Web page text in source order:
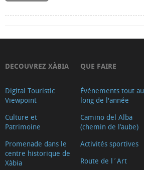
DECOUVREZ XÀBIA
Digital Touristic
Viewpoint
Culture et
Patrimoine
Promenade dans le
centre historique de
Xàbia
QUE FAIRE
Événements tout au
long de l'année
Camino del Alba
(chemin de l’aube)
Activités sportives
Route de l´Art